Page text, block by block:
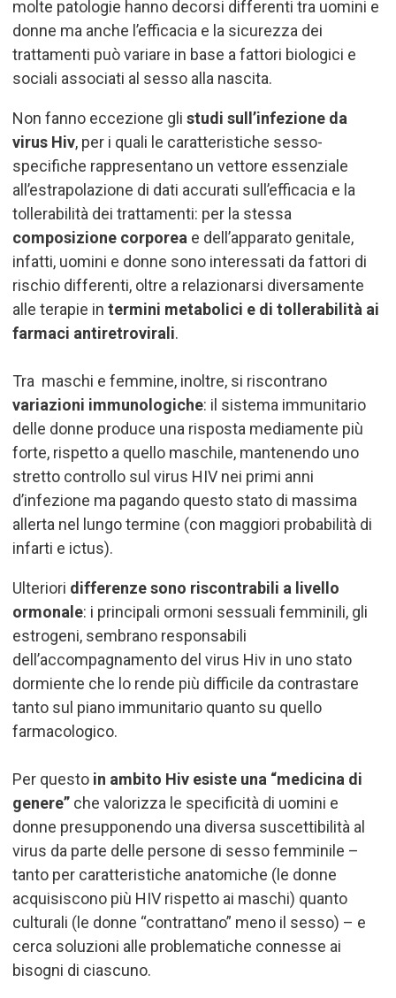
molte patologie hanno decorsi differenti tra uomini e
donne ma anche l’efficacia e la sicurezza dei
trattamenti può variare in base a fattori biologici e
sociali associati al sesso alla nascita.
Non fanno eccezione gli studi sull’infezione da
virus Hiv, per i quali le caratteristiche sesso-
specifiche rappresentano un vettore essenziale
all’estrapolazione di dati accurati sull’efficacia e la
tollerabilità dei trattamenti: per la stessa
composizione corporea e dell’apparato genitale,
infatti, uomini e donne sono interessati da fattori di
rischio differenti, oltre a relazionarsi diversamente
alle terapie in termini metabolici e di tollerabilità ai
farmaci antiretrovirali.
Tra maschi e femmine, inoltre, si riscontrano
variazioni immunologiche: il sistema immunitario
delle donne produce una risposta mediamente più
forte, rispetto a quello maschile, mantenendo uno
stretto controllo sul virus HIV nei primi anni
d’infezione ma pagando questo stato di massima
allerta nel lungo termine (con maggiori probabilità di
infarti e ictus).
Ulteriori differenze sono riscontrabili a livello
ormonale: i principali ormoni sessuali femminili, gli
estrogeni, sembrano responsabili
dell’accompagnamento del virus Hiv in uno stato
dormiente che lo rende più difficile da contrastare
tanto sul piano immunitario quanto su quello
farmacologico.
Per questo in ambito Hiv esiste una “medicina di
genere”che valorizza le specificità di uomini e
donne presupponendo una diversa suscettibilità al
virus da parte delle persone di sesso femminile –
tanto per caratteristiche anatomiche (le donne
acquisiscono più HIV rispetto ai maschi) quanto
culturali (le donne “contrattano” meno il sesso) – e
cerca soluzioni alle problematiche connesse ai
bisogni di ciascuno.